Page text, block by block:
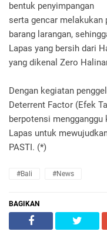
bentuk penyimpangan
serta gencar melakukan
barang larangan,
Lapas yang bersih dari
yang dikenal Zero
Dengan kegiatan
Deterrent Factor (Efek
berpotensi
Lapas untuk
PASTI. (*)
#Bali #News
BAGIKAN